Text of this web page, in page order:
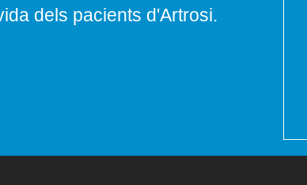
dels pacients d'Artrosi.